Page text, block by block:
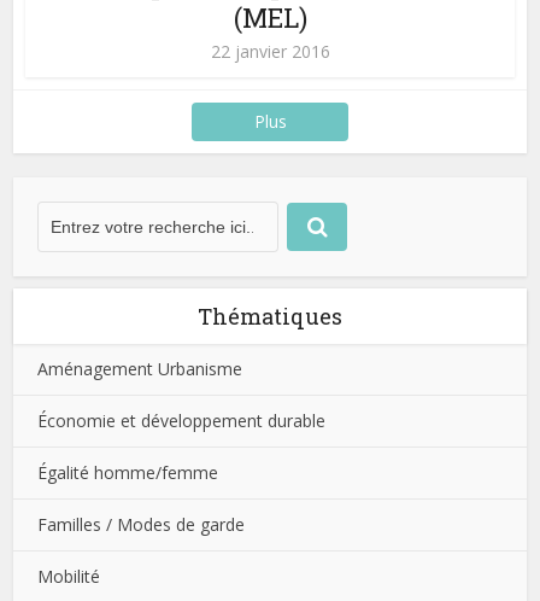
(MEL)
22 janvier 2016
Plus
Thématiques
Aménagement Urbanisme
Économie et développement durable
Égalité homme/femme
Familles / Modes de garde
Mobilité